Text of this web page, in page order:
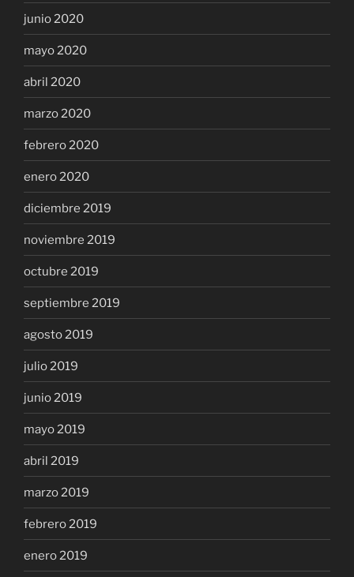
junio 2020
mayo 2020
abril 2020
marzo 2020
febrero 2020
enero 2020
diciembre 2019
noviembre 2019
octubre 2019
septiembre 2019
agosto 2019
julio 2019
junio 2019
mayo 2019
abril 2019
marzo 2019
febrero 2019
enero 2019